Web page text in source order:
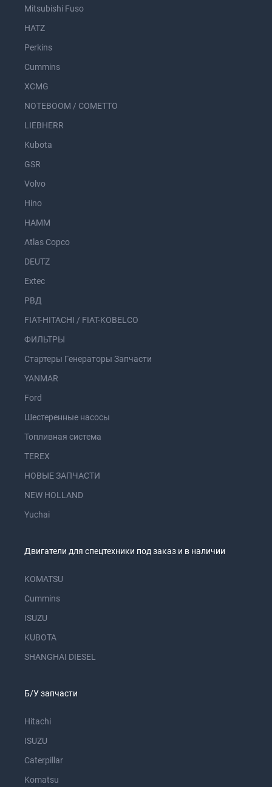
Mitsubishi Fuso
HATZ
Perkins
Cummins
XCMG
NOTEBOOM / COMETTO
LIEBHERR
Kubota
GSR
Volvo
Hino
HAMM
Atlas Copco
DEUTZ
Extec
РВД
FIAT-HITACHI / FIAT-KOBELCO
ФИЛЬТРЫ
Стартеры Генераторы Запчасти
YANMAR
Ford
Шестеренные насосы
Топливная система
TEREX
НОВЫЕ ЗАПЧАСТИ
NEW HOLLAND
Yuchai
Двигатели для спецтехники под заказ и в наличии
KOMATSU
Cummins
ISUZU
KUBOTA
SHANGHAI DIESEL
Б/У запчасти
Hitachi
ISUZU
Caterpillar
Komatsu